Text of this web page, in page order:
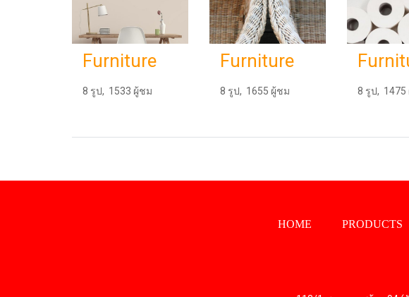
Furniture
8 รูป, 1533 ผู้ชม
Furniture
8 รูป, 1655 ผู้ชม 8 รูป, 1475
HOME PRODUCTS